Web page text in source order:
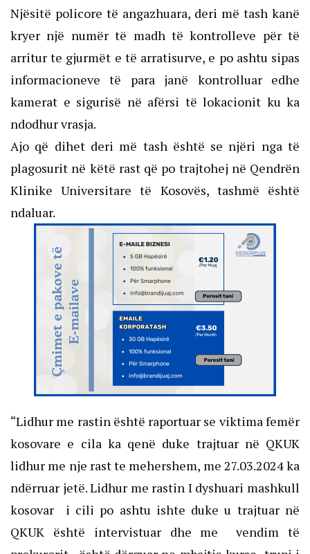
Njësitë policore të angazhuara, deri më tash kanë
kryer një numër të madh të kontrolleve për të
arritur te gjurmët e të arratisurve, e po ashtu sipas
informacioneve të para janë kontrolluar edhe
kamerat e sigurisë në afërsi të lokacionit ku ka
ndodhur vrasja.
Ajo që dihet deri më tash është se njëri nga të
plagosurit në këtë rast që po trajtohej në Qendrën
Klinike Universitare të Kosovës, tashmë është
ndaluar.
“Lidhur me rastin është raportuar se viktima femër
kosovare e cila ka qenë duke trajtuar në QKUK
lidhur me nje rast te mehershem, me 27.03.2024 ka
ndërruar jetë. Lidhur me rastin I dyshuari mashkull
kosovar i cili po ashtu ishte duke u trajtuar në
QKUK është intervistuar dhe me vendim të